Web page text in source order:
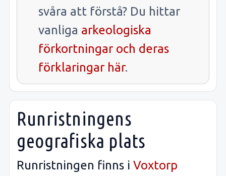
svåra att förstå? Du hittar
vanliga arkeologiska
förkortningar och deras
förklaringar här.
Runristningens
geografiska plats
Runristningen finns i Voxtorp